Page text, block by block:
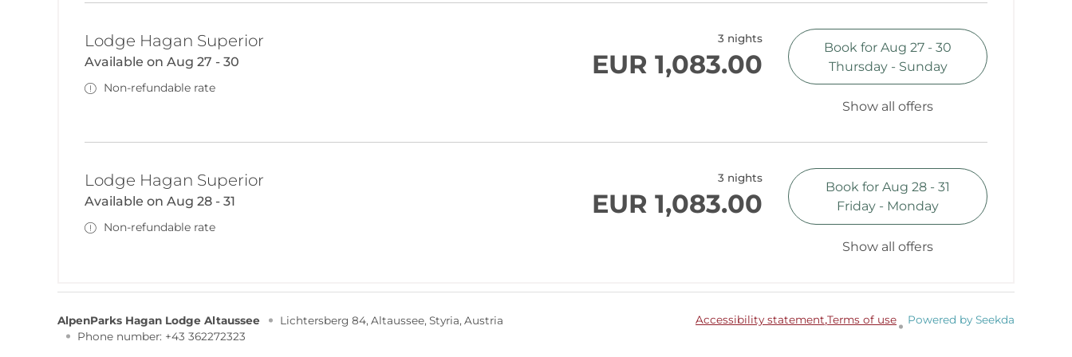
Lodge Hagan Superior
Available on Aug 27 - 30
Non-refundable rate
3 nights
EUR 1,083.00
Book for Aug 27 - 30
Thursday - Sunday
Show all offers
Lodge Hagan Superior
Available on Aug 28 - 31
Non-refundable rate
3 nights
EUR 1,083.00
Book for Aug 28 - 31
Friday - Monday
Show all offers
AlpenParks Hagan Lodge Altaussee Lichtersberg 84 Altaussee Styria Austria
Phone number: +43 362272323
Accessibility statement Terms of use Powered by Seekda